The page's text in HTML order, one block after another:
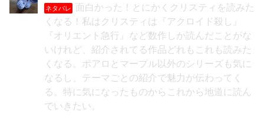
ネタバレ
面白かった！とにかくクリスティを読みた
くなる！私はクリスティは『アクロイド殺し』
『オリエント急行』など数作しか読んだことがな
いけれど、紹介されてる作品どれもこれも読みた
くなる。ポアロとマープル以外のシリーズも気に
なるし、テーマごとの紹介で魅力が伝わってく
る。特に気になったものからこれから地道に読ん
でいきたい。